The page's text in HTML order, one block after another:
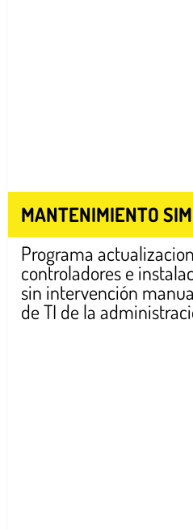
MANTENIMIENTO
Programa
controladores e
sin intervención
de TI de la